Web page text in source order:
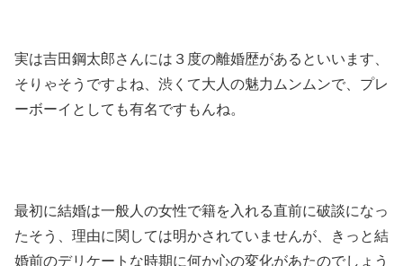
実は吉田鋼太郎さんには３度の離婚歴があるといいます、
そりゃそうですよね、渋くて大人の魅力ムンムンで、プレ
ーボーイとしても有名ですもんね。
最初に結婚は一般人の女性で籍を入れる直前に破談になっ
たそう、理由に関しては明かされていませんが、きっと結
婚前のデリケートな時期に何か心の変化があたのでしょう